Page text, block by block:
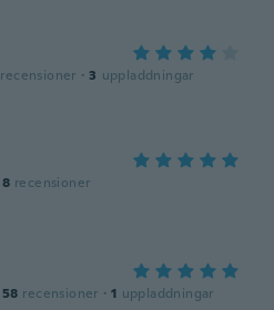
recensioner · 3 uppladdningar
8 recensioner
58 recensioner · 1 uppladdningar